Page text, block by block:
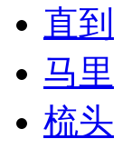
直到
马里
梳头